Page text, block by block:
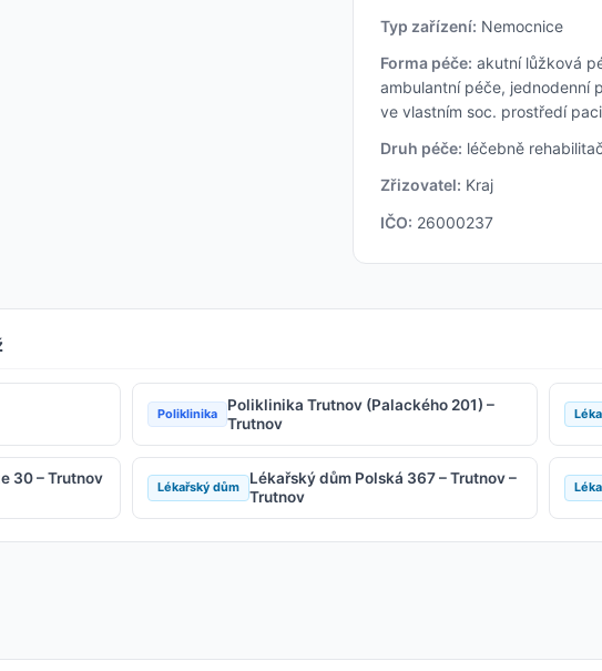
Typ zařízení: Nemocnice
Forma péče: akutní lůžková
ambulantní péče, jednodenní
ve vlastním soc. prostředí
Druh péče: léčebně
Zřizovatel: Kraj
IČO: 26000237
Poliklinika
Poliklinika Trutnov (Palackého 201) –
Trutnov
30 – Trutnov
Lékařský dům
Lékařský dům Polská 367 – Trutnov –
Trutnov